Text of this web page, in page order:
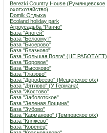
Berezki Country House (Румянцевское
охотхозяйство)
Domik Отдыха
Ecoland holiday park
Агроусадьба "Ранчо"
База "Апогей"
База "Белоомут"
База "Бисерово"
База "Блазново"
База "Большая Волга" (НЕ РАБОТАЕТ)
База "Боровое"
База "Высоково"
База "Глазово"
База "Дорофеево" (Мещерское о/х)
База "Дятлово" (У Германа)
База "Жостово"
База "Заболотское"
База "Зеленая Лощина"
База "Зубово"
База "Карманово" (Темповское о/х)
База "Княжево"
База "Коренец"